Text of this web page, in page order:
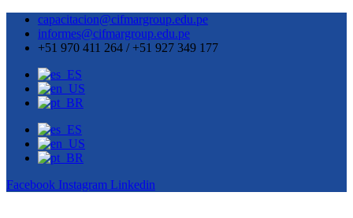
capacitacion@cifmargroup.edu.pe
informes@cifmargroup.edu.pe
+51 970 411 264 / +51 927 349 177
Facebook Instagram Linkedin